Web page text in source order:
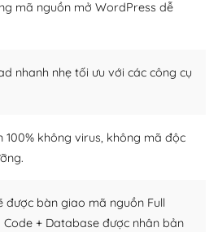
hoặc nhờ chuyên gia.
WordPress
lớn, sẵn sàng hỗ trợ
WordPress, họ sẽ giúp bạn trả
bạn.
mã nguồn mở WordPress dễ
nhanh nhẹ tối ưu với các công cụ
100% không virus, không mã độc
được bàn giao mã nguồn Full
+ Database được nhân bản